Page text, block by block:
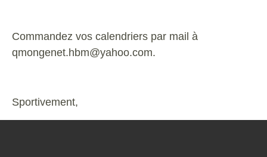
Commandez vos calendriers par mail à
qmongenet.hbm@yahoo.com.
Sportivement,